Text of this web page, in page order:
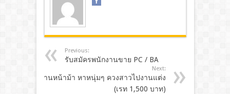
Previous:
รับสมัครพนักงานขาย PC / BA
Next:
งานหน้าม้า หาหนุ่มๆ ควงสาวไปงานแต่ง
(เรท 1,500 บาท)